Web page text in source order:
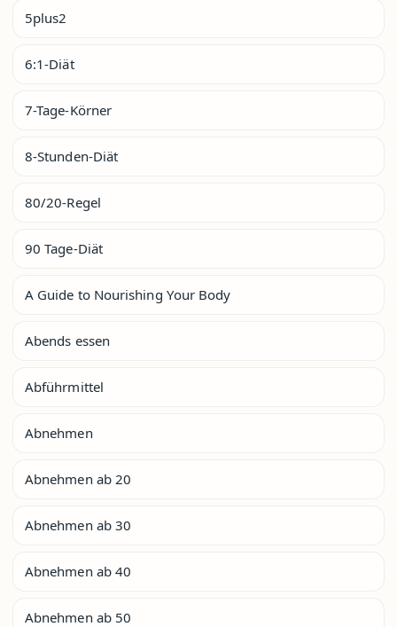
5plus2
6:1-Diät
7-Tage-Körner
8-Stunden-Diät
80/20-Regel
90 Tage-Diät
A Guide to Nourishing Your Body
Abends essen
Abführmittel
Abnehmen
Abnehmen ab 20
Abnehmen ab 30
Abnehmen ab 40
Abnehmen ab 50